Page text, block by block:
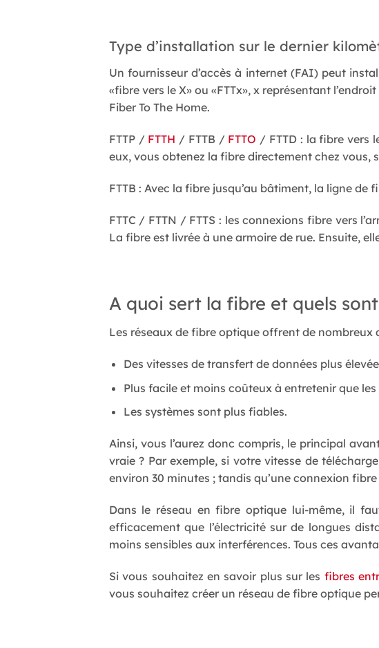
Type d’installation sur le dernier
Un fournisseur d’accès à internet (FAI) peut
«fibre vers le X» ou «FTTx», x représentant
Fiber To The Home.
FTTP / FTTH / FTTB / FTTO / FTTD : la fibre vers
eux, vous obtenez la fibre directement chez vous,
FTTB : Avec la fibre jusqu’au bâtiment, la ligne
FTTC / FTTN / FTTS : les connexions fibre vers
La fibre est livrée à une armoire de rue. Ensuite,
A quoi sert la fibre et quels
Les réseaux de fibre optique offrent de
Des vitesses de transfert de données plus
Plus facile et moins coûteux à entretenir que
Les systèmes sont plus fiables.
Ainsi, vous l’aurez donc compris, le principal
vraie ? Par exemple, si votre vitesse de
environ 30 minutes ; tandis qu’une connexion
Dans le réseau en fibre optique lui-même, il
efficacement que l’électricité sur de longues
moins sensibles aux interférences. Tous ces
Si vous souhaitez en savoir plus sur les fibres
vous souhaitez créer un réseau de fibre optique